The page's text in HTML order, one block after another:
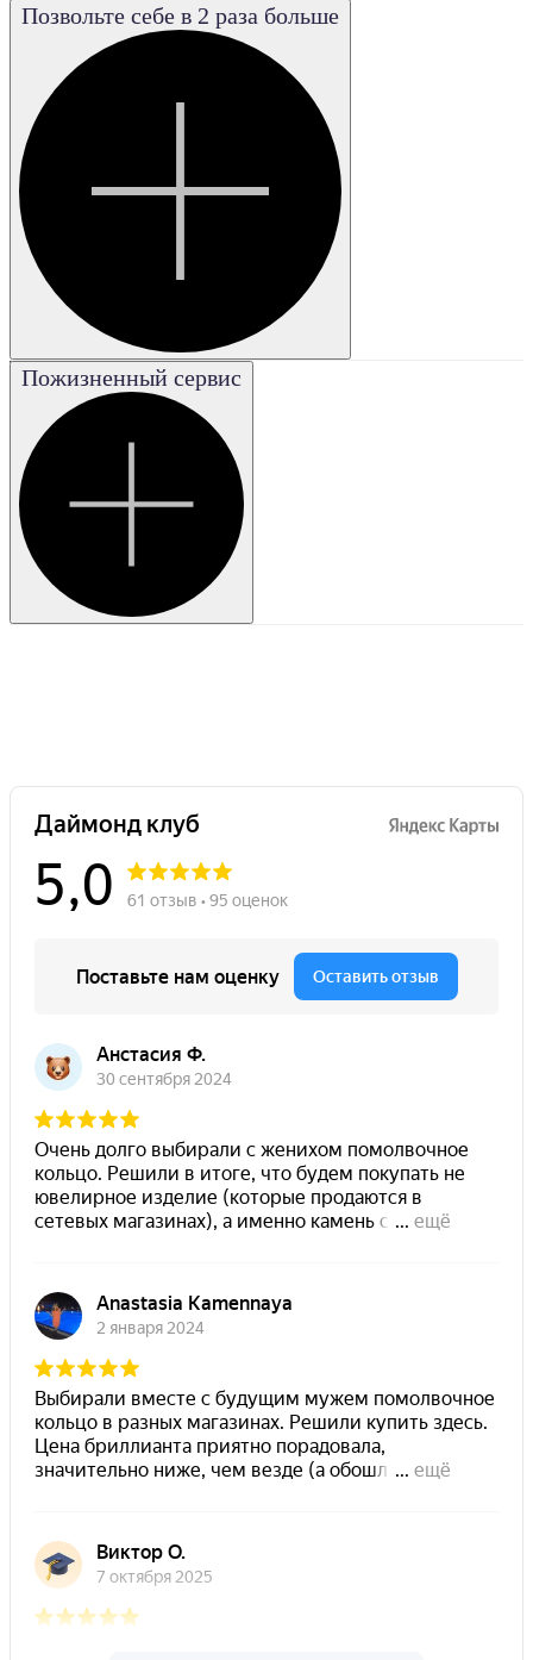
Poor
Плохая
Good
Хорошая
Excellent
Отличная
Fair
Удовле-
творительная
Very good
Позвольте себе в 2 раза больше
Пожизненный сервис